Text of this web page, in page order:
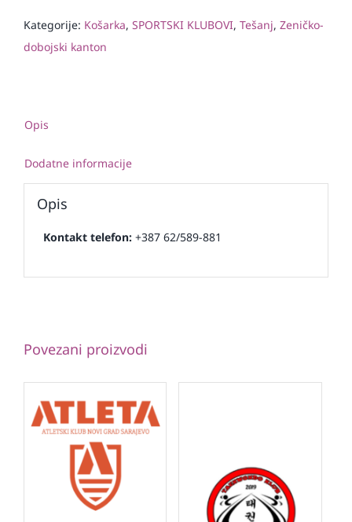
Kategorije: Košarka, SPORTSKI KLUBOVI, Tešanj, Zeničko-
dobojski kanton
Opis
Dodatne informacije
Opis
Kontakt telefon:+387 62/589-881
Povezani proizvodi